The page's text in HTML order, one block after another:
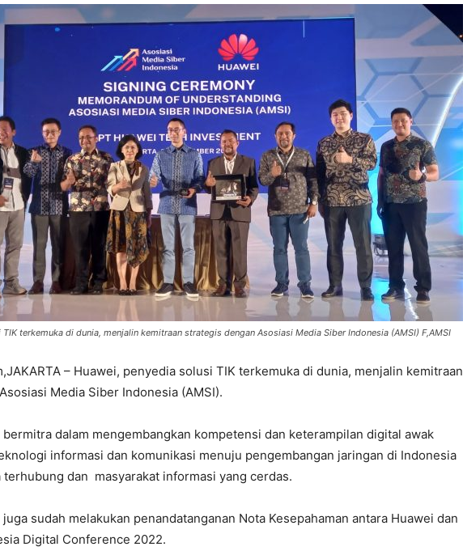
terkemuka di dunia, menjalin kemitraan strategis dengan Asosiasi Media Siber Indonesia (AMSI) F,AMSI
– Huawei, penyedia solusi TIK terkemuka di dunia, menjalin kemitraan
Media Siber Indonesia (AMSI).
bermitra dalam mengembangkan kompetensi dan keterampilan digital awak
informasi dan komunikasi menuju pengembangan jaringan di Indonesia
terhubung dan masyarakat informasi yang cerdas.
sudah melakukan penandatanganan Nota Kesepahaman antara Huawei dan
Digital Conference 2022.